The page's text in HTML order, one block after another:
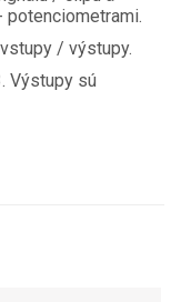
potenciometrami.
/ výstupy.
Výstupy sú